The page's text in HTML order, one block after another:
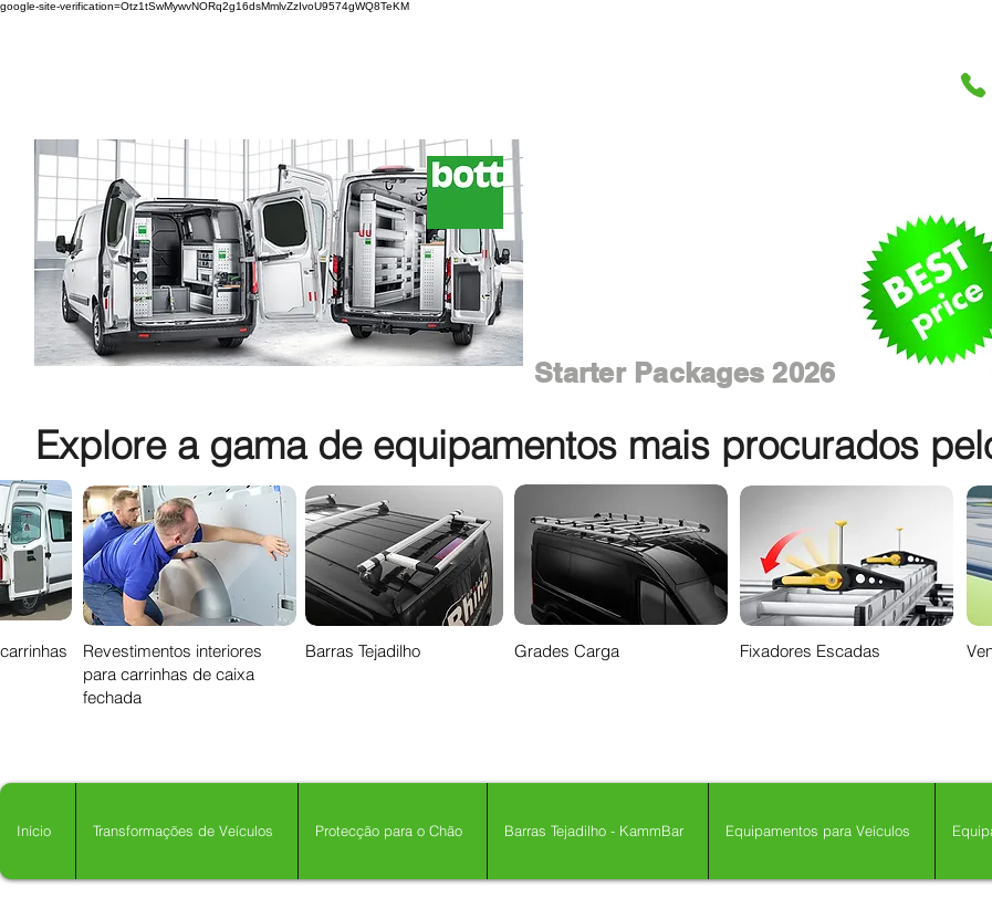
google-site-verification=Otz1tSwMywvNORq2g16dsMmlvZzIvoU9574gWQ8TeKM
Starter Packages 2026
Explore a gama de equipamentos mais procurados
Revestimentos interiores
para carrinhas de caixa
fechada
Barras Tejadilho Grades Carga Fixadores Escadas
Início Transformações de Veículos Protecção para o Chão Barras Tejadilho - KammBar Equipamentos para Veículos